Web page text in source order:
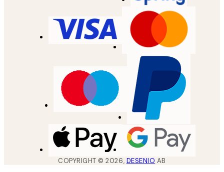
COPYRIGHT ©2026, DESENIO AB